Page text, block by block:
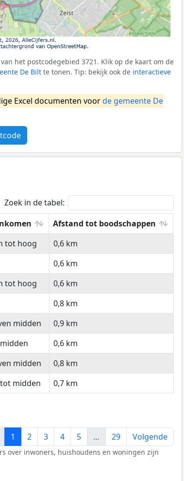
het postcodegebied 3721. Klik op de kaart om de
De Bilt te tonen. Tip: bekijk ook de interactieve
Excel documenten voorde gemeente De
Zoek in de tabel:
Afstand tot boodschappen
Afstand tot boodschappen
tot hoog
0,6 km
0,6 km
tot hoog
0,6 km
0,8 km
midden
0,9 km
0,6 km
midden
0,8 km
midden 0,7 km
1 2 3 4 5 … 29 Volgende
over inwoners, huishoudens en woningen zijn